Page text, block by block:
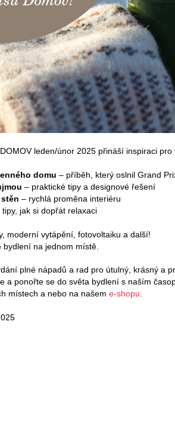
leden/únor 2025 přináší inspiraci pro
domu – příběh, který oslnil Grand
– praktické tipy a designové řešení
– rychlá proměna interiéru
tipy, jak si dopřát relaxaci
moderní vytápění, fotovoltaiku a další!
na jednom místě.
plné nápadů a rad pro útulný, krásný a
a ponořte se do světa bydlení s naším
místech a nebo na našem e-shopu.